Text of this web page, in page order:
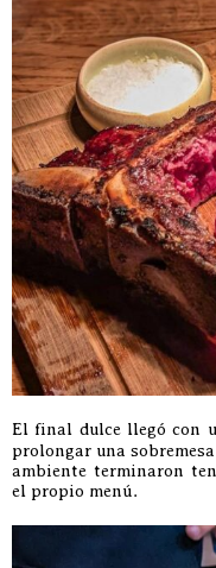
El final dulce llegó con
prolongar una
ambiente terminaron
el propio menú.